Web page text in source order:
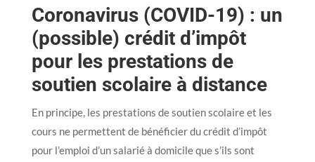
Coronavirus (COVID-19) : un
(possible) crédit d’impôt
pour les prestations de
soutien scolaire à distance
En principe, les prestations de soutien scolaire et les
cours ne permettent de bénéficier du crédit d’impôt
pour l’emploi d’un salarié à domicile que s’ils sont